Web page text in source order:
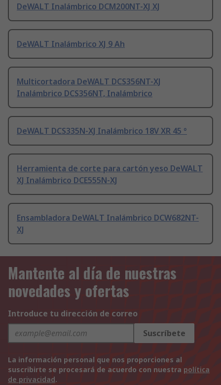
DeWALT Inalámbrico DCM200NT-XJ XJ
DeWALT Inalámbrico XJ 9 Ah
Multicortadora DeWALT DCS356NT-XJ
Inalámbrico DCS356NT, Inalámbrico
DeWALT DCS335N-XJ Inalámbrico 18V XR 45 °
Herramienta de corte para cartón yeso DeWALT
XJ Inalámbrico DCE555N-XJ
Ensambladora DeWALT Inalámbrico DCW682NT-
XJ
Mantente al día de nuestras
novedades y ofertas
Introduce tu dirección de correo
Suscríbete
La información personal que nos proporciones al
suscribirte se procesará de acuerdo con nuestra política
de privacidad.